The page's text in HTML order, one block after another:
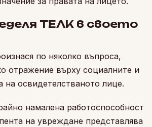
ТЕЛК в своето
по няколко въпроса,
отражение върху социалните и
на освидетелстваното лице.
намалена работоспособност
на увреждане представлява